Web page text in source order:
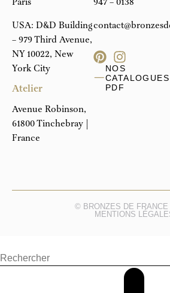
Paris
USA: D&D Building
– 979 Third Avenue,
NY 10022, New
York City
Atelier
Avenue Robinson,
61800 Tinchebray |
France
947 – 0138
NOS
CATALOGUES
PDF
© BRONZES DE FRANCE
MENTIONS